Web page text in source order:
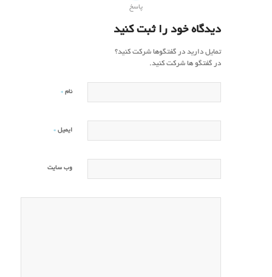
پاسخ
دیدگاه خود را ثبت کنید
تمایل دارید در گفتگوها شرکت کنید؟
در گفتگو ها شرکت کنید.
نام *
ایمیل *
وب‌ سایت